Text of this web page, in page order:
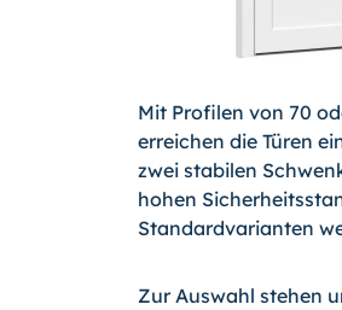
Mit Profilen von 70
erreichen die Türen
zwei stabilen
hohen
Standardvarianten
Zur Auswahl stehen